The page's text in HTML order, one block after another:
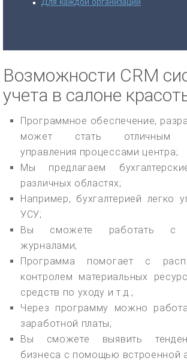
Для каждой организации
Возможности CRM
учета в салоне
Программное обеспечение,
может стать отличным
управления процессами центра;
Мы предлагаем
различных областях;
Например, бухгалтерией легко
УСУ;
Вы сможете работать с
журналами;
Программа помогает с
контролем материальных
средств по уходу и т.д.;
Через программу можно
заработной платы;
Вы сможете выявить
бизнеса с помощью встроенной